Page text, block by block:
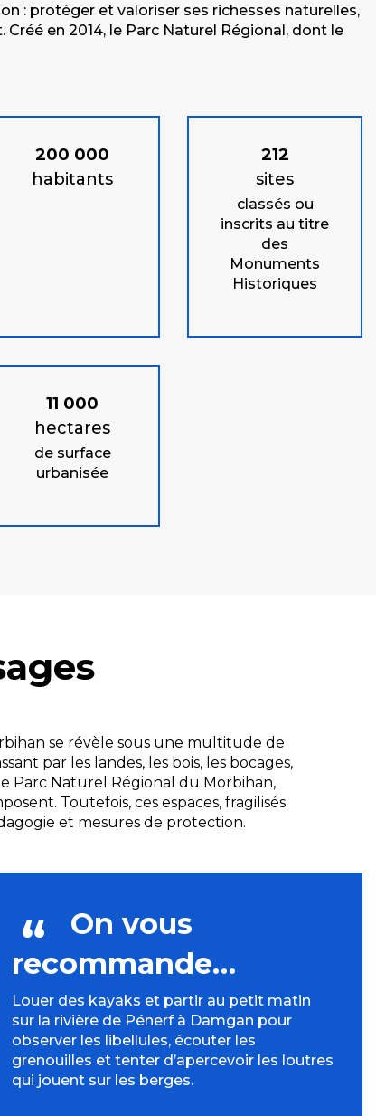
: protéger et valoriser ses richesses naturelles,
en 2014, le Parc Naturel Régional, dont le
200 000
habitants
212
sites
classés ou
inscrits au titre
des
Monuments
Historiques
11 000
hectares
de surface
urbanisée
se révèle sous une multitude de
par les landes, les bois, les bocages,
Parc Naturel Régional du Morbihan,
Toutefois, ces espaces, fragilisés
et mesures de protection.
On vous
recommande…
Louer des kayaks et partir au petit matin
sur la rivière de Pénerf à Damgan pour
observer les libellules, écouter les
grenouilles et tenter d’apercevoir les loutres
qui jouent sur les berges.